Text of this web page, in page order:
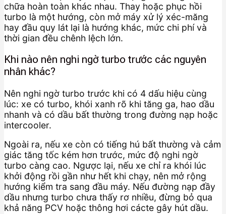
chữa hoàn toàn khác nhau. Thay hoặc phục hồi
turbo là một hướng, còn mở máy xử lý xéc-măng
hay đầu quy lát lại là hướng khác, mức chi phí và
thời gian đều chênh lệch lớn.
Khi nào nên nghi ngờ turbo trước các nguyên
nhân khác?
Nên nghi ngờ turbo trước khi có 4 dấu hiệu cùng
lúc: xe có turbo, khói xanh rõ khi tăng ga, hao dầu
nhanh và có dầu bất thường trong đường nạp hoặc
intercooler.
Ngoài ra, nếu xe còn có tiếng hú bất thường và cảm
giác tăng tốc kém hơn trước, mức độ nghi ngờ
turbo càng cao. Ngược lại, nếu xe chỉ ra khói lúc
khởi động rồi gần như hết khi chạy, nên mở rộng
hướng kiểm tra sang đầu máy. Nếu đường nạp đầy
dầu nhưng turbo chưa thấy rơ nhiều, đừng bỏ qua
khả năng PCV hoặc thông hơi cácte gây hút dầu.